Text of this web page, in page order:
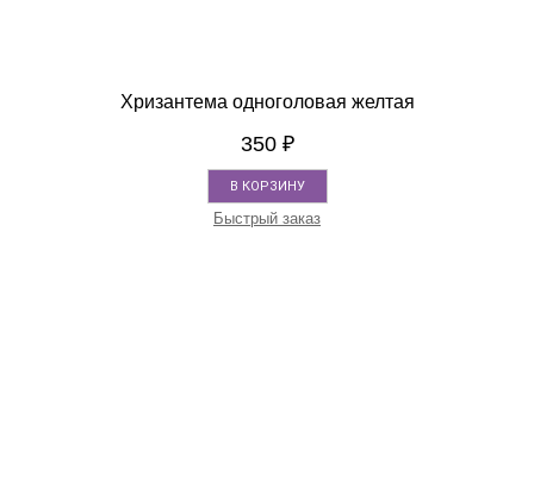
Хризантема одноголовая желтая
350 ₽
В КОРЗИНУ
Быстрый заказ